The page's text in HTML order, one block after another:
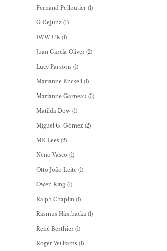
Fernand Pelloutier (1)
G DeJunz (1)
IWW UK (1)
Juan García Oliver (2)
Lucy Parsons (1)
Marianne Enckell (1)
Marianne Garneau (3)
Matilda Dow (1)
Miguel G. Gómez (2)
MK Lees (2)
Neno Vasco (1)
Otto João Leite (1)
Owen King (1)
Ralph Chaplin (1)
Rasmus Hästbacka (1)
René Berthier (1)
Roger Williams (1)